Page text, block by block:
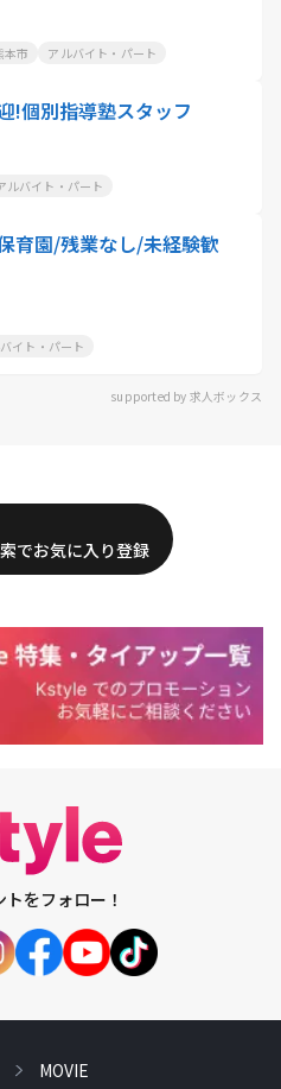
本市 アルバイト・パート
!個別指導塾スタッフ
ルバイト・パート
育園/残業なし/未経験歓
イト・パート
supported by 求人ボックス
でお気に入り登録
をフォロー！
MOVIE